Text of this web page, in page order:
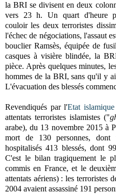
la BRI se divisent en deux
vers 23 h. Un quart d'heure
couloirles deux terroristes
l'échec de négociations, l'assaut
bouclier Ramsès, équipée de
casques à visière blindée, la
pièce. Après quelques minutes,
hommes de la BRI, sans qu'il y
L'évacuation des blessés
Revendiqués par l'Etat
attentats terroristes islamistes ("
arabe),du 13 novembre 2015 à
mort de 130 personnes,dont
hospitalisés 413 blessés, dont
C'est le bilan tragiquement le
commis en France, et le
attentats aériens) : les terroristes
2004 avaient assassiné 191